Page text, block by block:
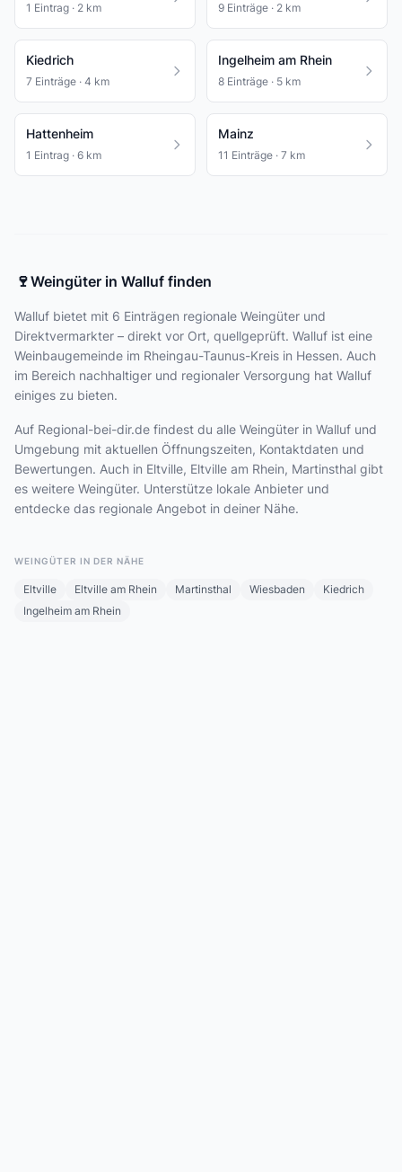
1 Eintrag · 2 km 9 Einträge · 2 km
Kiedrich
7 Einträge · 4 km
Ingelheim am Rhein
8 Einträge · 5 km
Hattenheim
1 Eintrag · 6 km
Mainz
11 Einträge · 7 km
🍷Weingüter in Walluf finden
Walluf bietet mit 6 Einträgen regionale Weingüter und
Direktvermarkter – direkt vor Ort, quellgeprüft. Walluf ist eine
Weinbaugemeinde im Rheingau-Taunus-Kreis in Hessen. Auch
im Bereich nachhaltiger und regionaler Versorgung hat Walluf
einiges zu bieten.
Auf Regional-bei-dir.de findest du alle Weingüter in Walluf und
Umgebung mit aktuellen Öffnungszeiten, Kontaktdaten und
Bewertungen. Auch in Eltville, Eltville am Rhein, Martinsthal gibt
es weitere Weingüter. Unterstütze lokale Anbieter und
entdecke das regionale Angebot in deiner Nähe.
WEINGÜTER IN DER NÄHE
Eltville Eltville am Rhein Martinsthal Wiesbaden
Kiedrich
Ingelheim am Rhein